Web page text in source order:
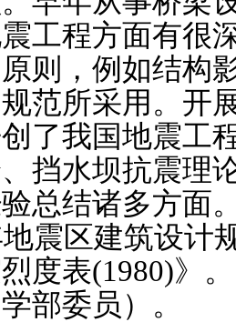
工程方面有很
则，例如结构
范所采用。开
了我国地震工
挡水坝抗震理
总结诸多方面
震区建筑设计
度表(1980)》。
部委员）。